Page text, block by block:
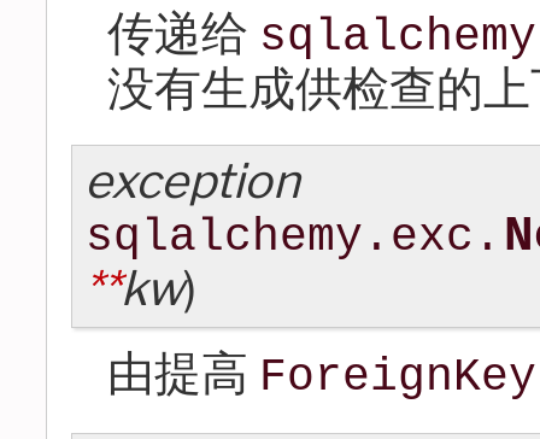
传递给
没有生成供检查的
exception
sqlalchemy.exc.
**kw)
由提高 ForeignKey